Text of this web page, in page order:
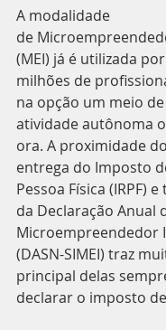
A modalidade
de
(MEI) já é utilizada
milhões de
na opção um meio
atividade autônoma
ora. A proximidade
entrega do Imposto
Pessoa Física (IRPF)
da Declaração Anual
Microempreendedor
(DASN-SIMEI) traz
principal delas
declarar o imposto